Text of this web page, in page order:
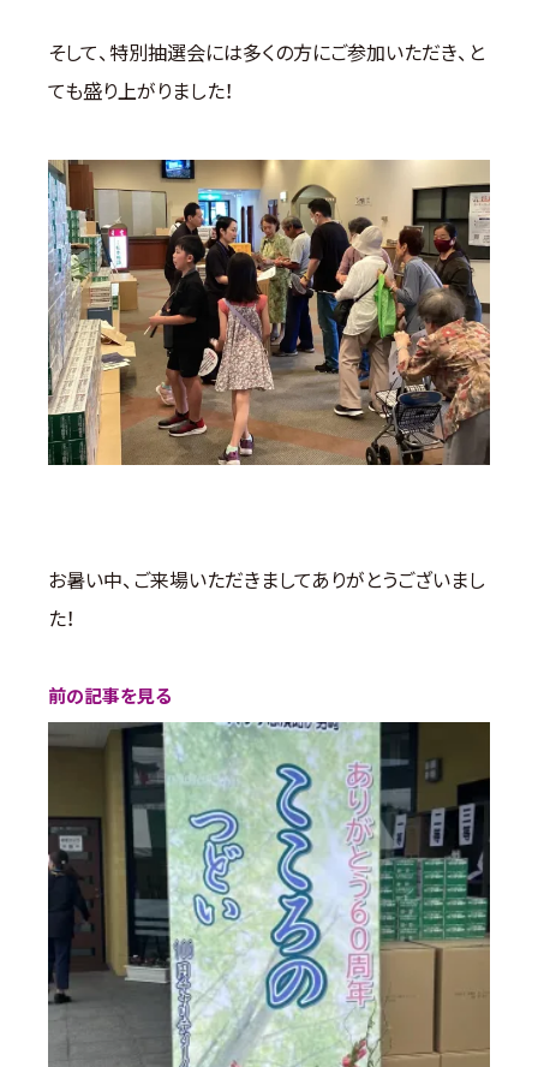
そして、特別抽選会には多くの方にご参加いただき、と
ても盛り上がりました！
お暑い中、ご来場いただきましてありがとうございまし
た！
前の記事を見る